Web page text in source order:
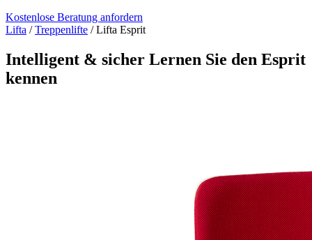
Kostenlose Beratung anfordern
Lifta / Treppenlifte / Lifta Esprit
Intelligent & sicher Lernen Sie den Esprit
kennen